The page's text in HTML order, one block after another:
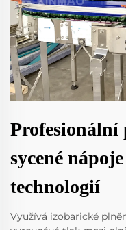
sycené
technologií
Využívá izobarické